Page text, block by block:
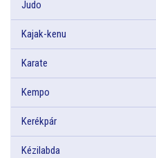
Judo
Kajak-kenu
Karate
Kempo
Kerékpár
Kézilabda